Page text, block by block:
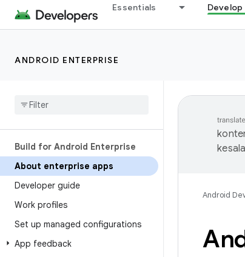
Essentials Develop
ANDROID ENTERPRISE
Build for Android Enterprise
About enterprise apps
Developer guide
Work profiles
Set up managed configurations
App feedback
Android